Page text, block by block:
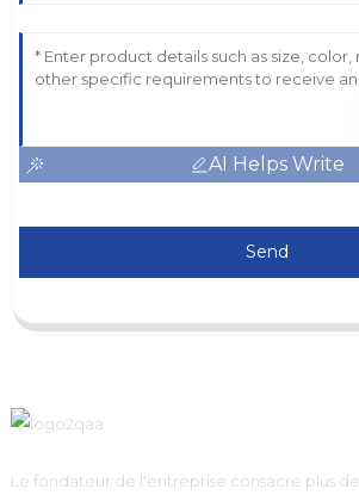
AI Helps Write
Send
Le fondateur de l'entreprise consacre plus de